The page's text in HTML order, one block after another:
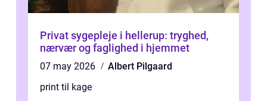
Privat sygepleje i hellerup: tryghed,
nærvær og faglighed i hjemmet
07 may 2026
Albert Pilgaard
print til kage